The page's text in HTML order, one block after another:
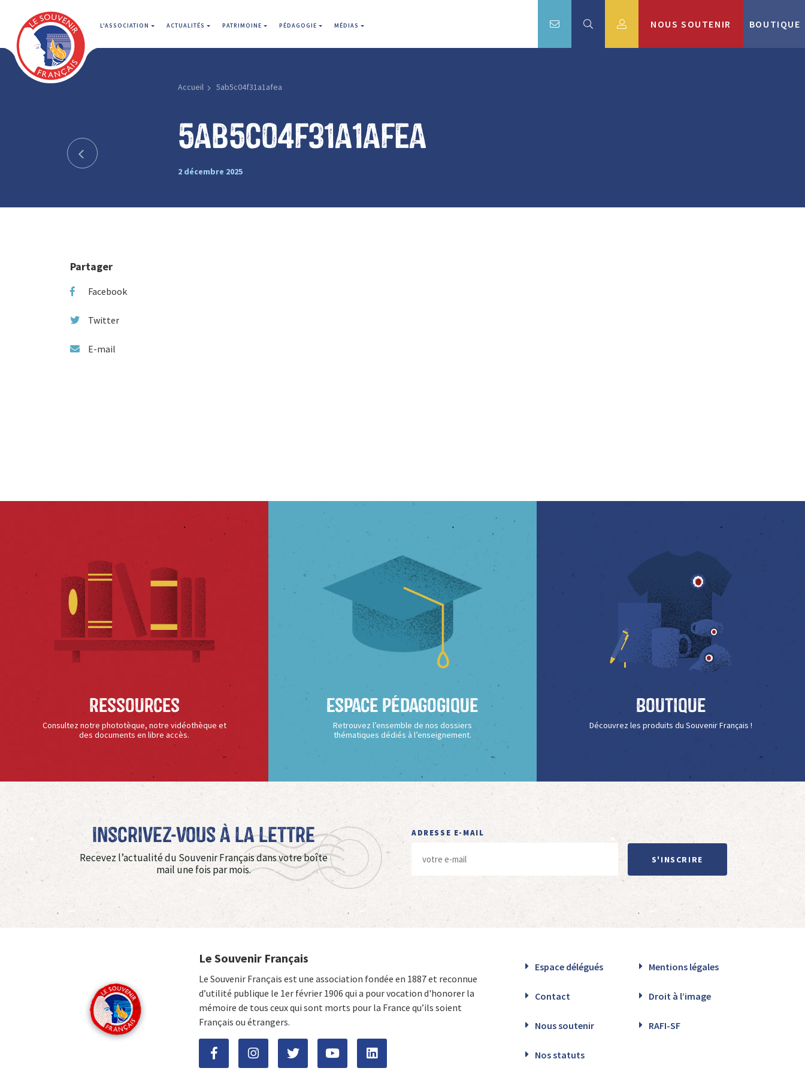
L'ASSOCIATION ACTUALITÉS PATRIMOINE PÉDAGOGIE MÉDIAS NOUS SOUTENIR BOUTIQUE
Accueil 5ab5c04f31a1afea
5ab5c04f31a1afea
2 décembre 2025
Partager
Facebook
Twitter
E-mail
Ressources
Consultez notre phototèque, notre vidéothèque et
des documents en libre accès.
Espace Pédagogique
Retrouvez l’ensemble de nos dossiers
thématiques dédiés à l’enseignement.
Boutique
Découvrez les produits du Souvenir Français !
Inscrivez-vous à La Lettre
Recevez l’actualité du Souvenir Français dans votre boîte
mail une fois par mois.
ADRESSE E-MAIL
S'INSCRIRE
Le Souvenir Français
Le Souvenir Français est une association fondée en 1887 et reconnue
d’utilité publique le 1er février 1906 qui a pour vocation d'honorer la
mémoire de tous ceux qui sont morts pour la France qu’ils soient
Français ou étrangers.
Espace délégués Mentions légales
Contact Droit à l’image
Nous soutenir RAFI-SF
Nos statuts